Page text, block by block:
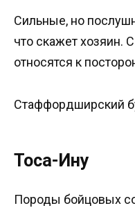
Сильные, но
что скажет хозяин.
относятся к
Стаффордширский
Тоса-Ину
Породы бойцовых